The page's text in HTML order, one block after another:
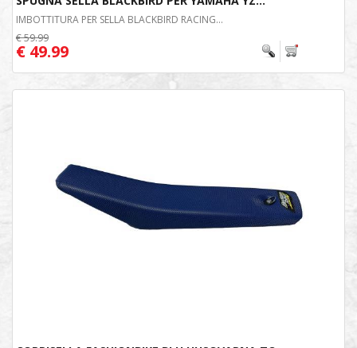
IMBOTTITURA PER SELLA BLACKBIRD RACING...
€ 59.99
€ 49.99